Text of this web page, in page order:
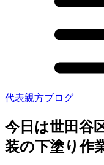
代表親方ブログ
今日は世田谷
装の下塗り作